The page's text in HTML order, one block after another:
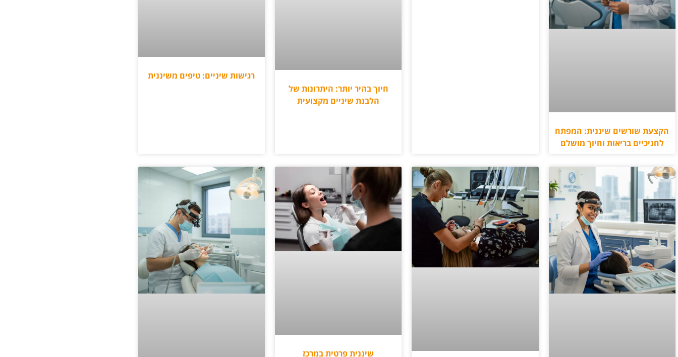
הקצעת שורשים שיננית: המפתח
לחניכיים בריאות וחיוך מושלם
חיוך בהיר יותר: היתרונות של
הלבנת שיניים מקצועית
רגישות שיניים: טיפים משיננית
שיננית פרטית במרכז